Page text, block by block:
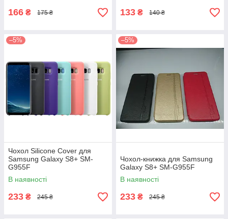
166 ₴ 175 ₴ 133 ₴ 140 ₴
–5%
Чохол Silicone Cover для
Samsung Galaxy S8+ SM-
G955F
В наявності
233 ₴ 245 ₴
–5%
Чохол-книжка для Samsung
Galaxy S8+ SM-G955F
В наявності
233 ₴ 245 ₴